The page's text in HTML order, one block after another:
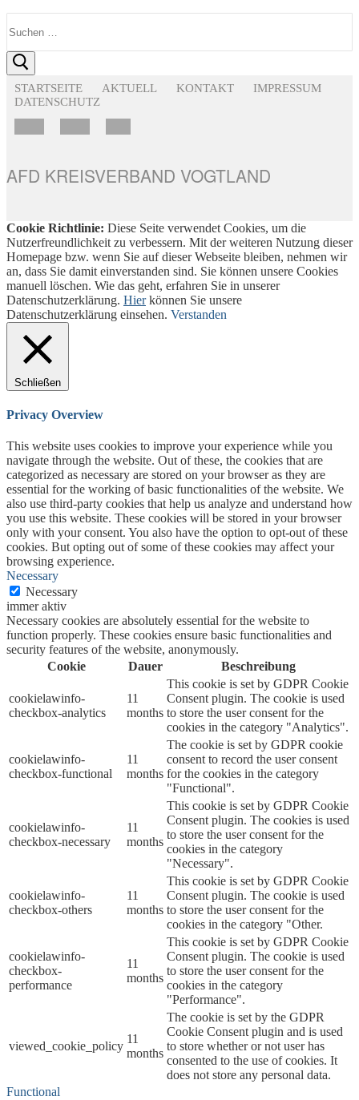
nach:
STARTSEITE AKTUELL KONTAKT
IMPRESSUM
DATENSCHUTZ
AFD KREISVERBAND VOGTLAND
Cookie Richtlinie: Diese Seite verwendet Cookies, um die
Nutzerfreundlichkeit zu verbessern. Mit der weiteren Nutzung dieser
Homepage bzw. wenn Sie auf dieser Webseite bleiben, nehmen wir
an, dass Sie damit einverstanden sind. Sie können unsere Cookies
manuell löschen. Wie das geht, erfahren Sie in unserer
Datenschutzerklärung. Hierkönnen Sie unsere
Datenschutzerklärung einsehen. Verstanden
Schließen
Privacy Overview
This website uses cookies to improve your experience while you
navigate through the website. Out of these, the cookies that are
categorized as necessary are stored on your browser as they are
essential for the working of basic functionalities of the website. We
also use third-party cookies that help us analyze and understand how
you use this website. These cookies will be stored in your browser
only with your consent. You also have the option to opt-out of these
cookies. But opting out of some of these cookies may affect your
browsing experience.
Necessary
Necessary
immer aktiv
Necessary cookies are absolutely essential for the website to
function properly. These cookies ensure basic functionalities and
security features of the website, anonymously.
Cookie
Dauer Beschreibung
cookielawinfo-
checkbox-analytics
11
months
This cookie is set by GDPR Cookie
Consent plugin. The cookie is used
to store the user consent for the
cookies in the category "Analytics".
cookielawinfo-
checkbox-functional
11
months
The cookie is set by GDPR cookie
consent to record the user consent
for the cookies in the category
"Functional".
cookielawinfo-
checkbox-necessary
11
months
This cookie is set by GDPR Cookie
Consent plugin. The cookies is used
to store the user consent for the
cookies in the category
"Necessary".
cookielawinfo-
checkbox-others
11
months
This cookie is set by GDPR Cookie
Consent plugin. The cookie is used
to store the user consent for the
cookies in the category "Other.
cookielawinfo-
checkbox-
performance
11
months
This cookie is set by GDPR Cookie
Consent plugin. The cookie is used
to store the user consent for the
cookies in the category
"Performance".
viewed_cookie_policy
11
months
The cookie is set by the GDPR
Cookie Consent plugin and is used
to store whether or not user has
consented to the use of cookies. It
does not store any personal data.
Functional